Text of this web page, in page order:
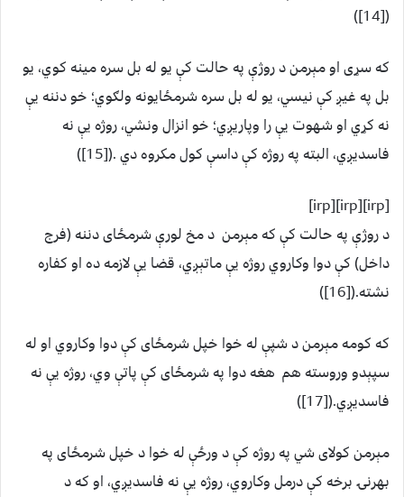
([14])
که سړی او مېرمن د روژې په حالت کې يو له بل سره مينه کوي، يو
بل په غيږ کې نيسي، يو له بل سره شرمځايونه ولګوي؛ خو دننه يې
نه کړي او شهوت يې را وپاريږي؛ خو انزال ونشي، روژه يې نه
فاسديږي، البته په روژه کې داسې کول مکروه دي .([15])
[irp][irp][irp]
د روژې په حالت کې که مېرمن د مخ لورې شرمځای دننه (فرج
داخل) کې دوا وکاروي روژه يې ماتېږي، قضا يې لازمه ده او کفاره
نشته.([16])
که کومه مېرمن د شپې له خوا خپل شرمځای کې دوا وکاروي او له
سپېدو وروسته هم هغه دوا په شرمځای کې پاتې وي، روژه يې نه
فاسديږي.([17])
مېرمن کولای شي په روژه کې د ورځې له خوا د خپل شرمځای په
بهرنۍ برخه کې درمل وکاروي، روژه يې نه فاسديږي، او که د